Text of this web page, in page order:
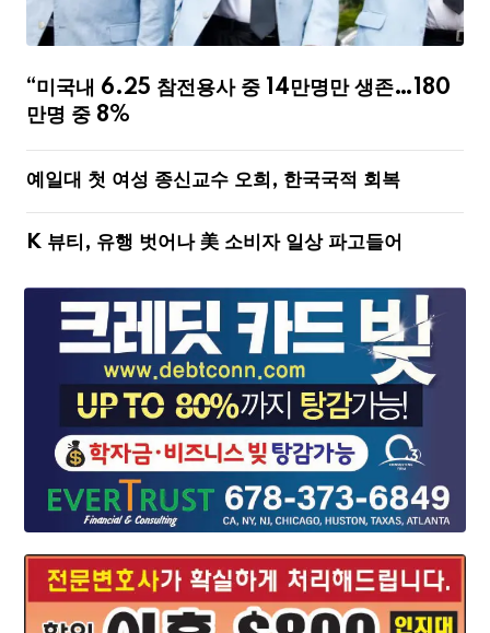
“미국내 6.25 참전용사 중 14만명만 생존…180
만명 중 8%
예일대 첫 여성 종신교수 오희, 한국국적 회복
K 뷰티, 유행 벗어나 美 소비자 일상 파고들어